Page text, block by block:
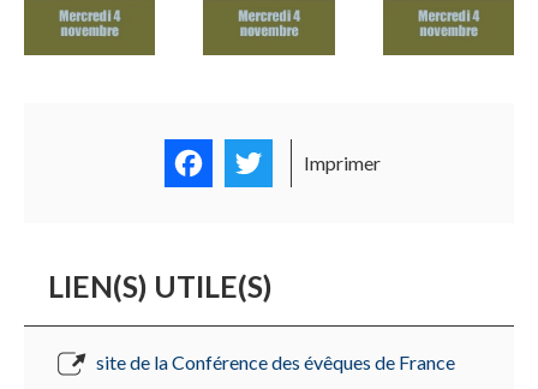
FacebookTwitter
Imprimer
LIEN(S) UTILE(S)
site de la Conférence des évêques de France